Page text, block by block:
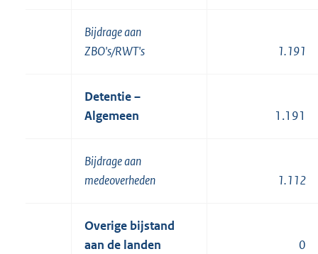
Bijdrage aan
ZBO's/RWT's
1.191
Detentie –
Algemeen
1.191
Bijdrage aan
medeoverheden
1.112
Overige bijstand
aan de landen
0